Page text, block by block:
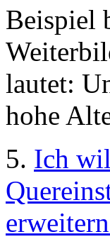
Beispiel
lautet:
hohe
5. Ich